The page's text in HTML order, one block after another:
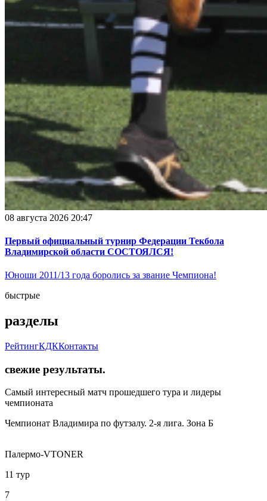
08 августа 2026 20:47
Первый официальный турнир Федерации Текбола
Владимирской области СОСТОЯЛСЯ!
Юноши 2011/13 года боролись за звание Чемпиона!
быстрые
разделы
РейтингКДККонтакты
свежие результаты.
Самый интересный матч прошедшего тура и лидеры
чемпионата
Чемпионат Владимира по футзалу. 2-я лига. Зона Б
Палермо-VTONER
11 тур
7